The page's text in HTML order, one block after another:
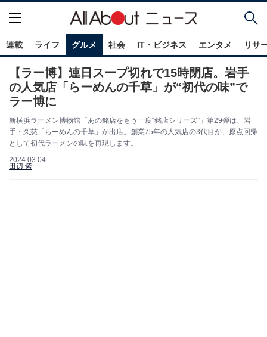
連載 ライフ グルメ 社会 IT・ビジネス エンタメ リサ
【ラー博】連日スープ切れで15時閉店。岩手
の人気店「らーめんの千草」が“初代の味”で
ラー博に
新横浜ラーメン博物館「あの銘店をもう一度“銘店シリーズ”」第29弾は、岩
手・久慈「らーめんの千草」が出店。創業75年の人気店の3代目が、原点回帰
として初代ラーメンの味を再現します。
2024.03.04
田辺 紫